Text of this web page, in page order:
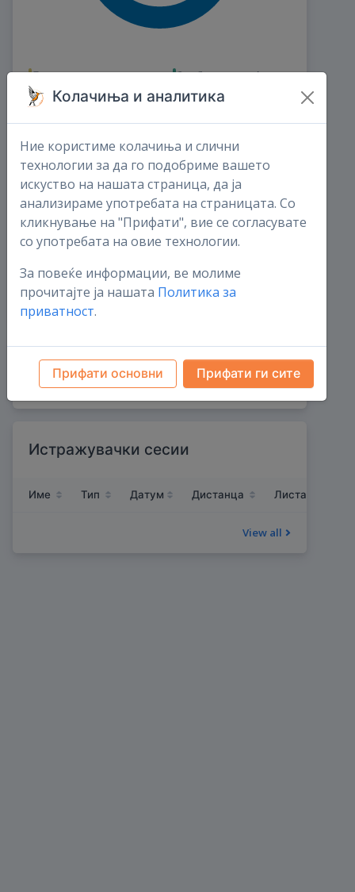
Директни записи
0
овој месец 0
Слободна сесија
0
овој месец 0
Трансекти
0
овој месец 0
Комплетна листа
0
овој месец 0
Гнезда на штркови
1
овој месец 0
Истражувачки сесии
Име Тип Датум Дистанца Листа на
View all
Колачиња и аналитика
Ние користиме колачиња и слични
технологии за да го подобриме вашето
искуство на нашата страница, да ја
анализираме употребата на страницата. Со
кликнување на "Прифати", вие се согласувате
со употребата на овие технологии.
За повеќе информации, ве молиме
прочитајте ја нашата Политика за
приватност.
Прифати основни Прифати ги сите